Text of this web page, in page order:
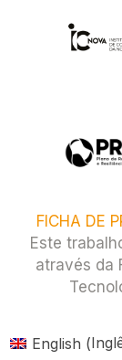
FICHA DE
Este
através da
English (